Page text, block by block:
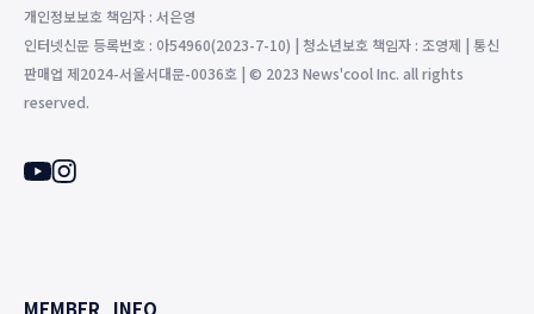
개인정보보호 책임자 : 서은영
인터넷신문 등록번호 : 아54960(2023-7-10) | 청소년보호 책임자 : 조영제 | 통신
판매업 제2024-서울서대문-0036호 | © 2023 News'cool Inc. all rights
reserved.
MEMBER INFO